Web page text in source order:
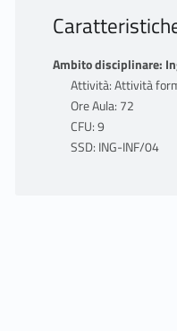
Ambito disciplinare:
Attività: Attività
Ore Aula: 72
CFU: 9
SSD: ING-INF/04